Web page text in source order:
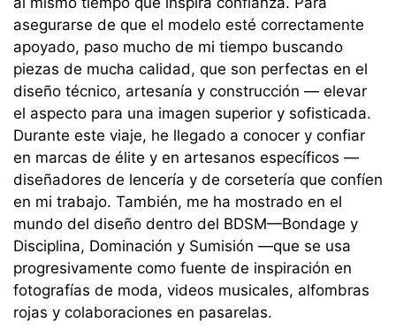
asegurarse de que el modelo esté correctamente
apoyado, paso mucho de mi tiempo buscando
piezas de mucha calidad, que son perfectas en el
diseño técnico, artesanía y construcción — elevar
el aspecto para una imagen superior y sofisticada.
Durante este viaje, he llegado a conocer y confiar
en marcas de élite y en artesanos específicos —
diseñadores de lencería y de corsetería que confíen
en mi trabajo. También, me ha mostrado en el
mundo del diseño dentro del BDSM—Bondage y
Disciplina, Dominación y Sumisión —que se usa
progresivamente como fuente de inspiración en
fotografías de moda, videos musicales, alfombras
rojas y colaboraciones en pasarelas.